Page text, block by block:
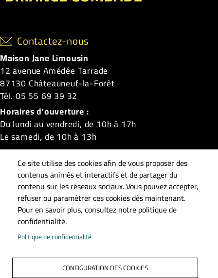
Contactez-nous
Maison Jane Limousin
12 avenue Amédée Tarrade
87130 Châteauneuf-la-Forêt
Tél. 05 55 69 39 32
Horaires d'ouverture :
Du lundi au vendredi, de 10h à 17h
Le samedi, de 10h à 13h
Châteauneuf-la-Forêt|La Croisille-sur-Briance|
Linards|Masléon|Neuvic-Entier|Roziers-Saint-
Georges|Saint-Gilles-les-Forêts|Saint-Méard|
Surdoux|Sussac
Ce site utilise des cookies afin de vous proposer des
contenus animés et interactifs et de partager du
contenu sur les réseaux sociaux. Vous pouvez accepter,
refuser ou paramétrer ces cookies dès maintenant.
Pour en savoir plus, consultez notre politique de
confidentialité.
Politique de confidentialité
CONFIGURATION DES COOKIES
Pied de page
AccueilPlan du site
Données personnellesAccessibilité : Non conforme
S'identifier